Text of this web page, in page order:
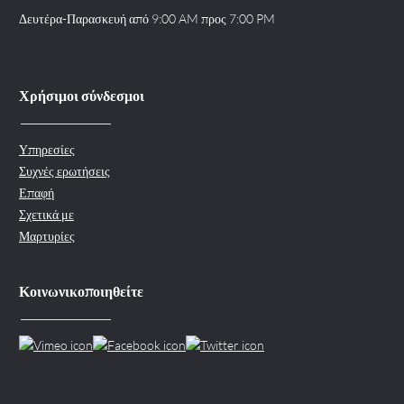
Δευτέρα-Παρασκευή από 9:00 AM προς 7:00 PM
Χρήσιμοι σύνδεσμοι
Υπηρεσίες
Συχνές ερωτήσεις
Επαφή
Σχετικά με
Μαρτυρίες
Κοινωνικοποιηθείτε